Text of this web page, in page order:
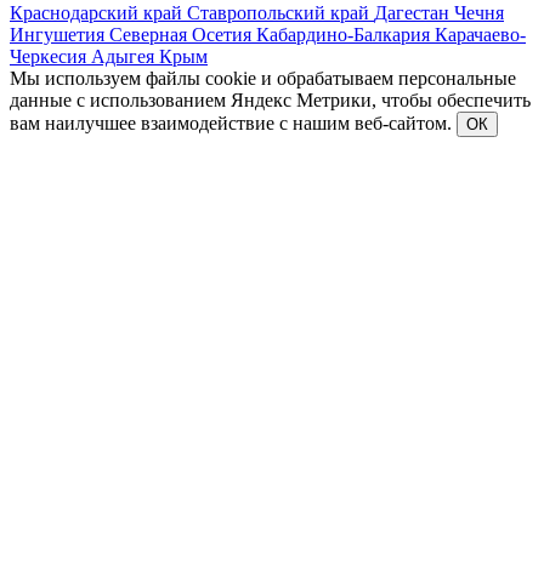
Краснодарский край Ставропольский край Дагестан Чечня
Ингушетия Северная Осетия Кабардино-Балкария Карачаево-
Черкесия Адыгея Крым
Мы используем файлы cookie и обрабатываем персональные
данные с использованием Яндекс Метрики, чтобы обеспечить
вам наилучшее взаимодействие с нашим веб-сайтом.
ОК